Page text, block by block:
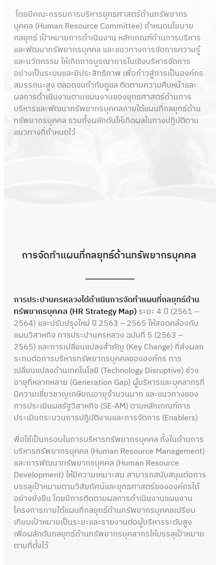
โดยมีคณะกรรมการบริหารยุทธศาสตร์ด้านทรัพยากร
บุคคล (Human Resource Committee) กำหนดนโยบาย
กลยุทธ์ เป้าหมายการดำเนินงาน หลักเกณฑ์ด้านการบริหาร
และพัฒนาทรัพยากรบุคคล และแนวทางการจัดการความรู้
และนวัตกรรม ให้เกิดการบูรณาการในเชิงบริหารจัดการ
อย่างเป็นระบบและมีประสิทธิภาพ เพื่อก้าวสู่การเป็นองค์กร
สมรรถนะสูง ตลอดจนกำกับดูแล ติดตามความคืบหน้าและ
ผลการดำเนินงานตามแผนงานของยุทธศาสตร์ด้านการ
บริหารและพัฒนาทรัพยากรบุคคลภายใต้แผนที่กลยุทธ์ด้าน
ทรัพยากรบุคคล รวมทั้งผลักดันให้เกิดผลในทางปฏิบัติตาม
แนวทางที่กำหนดไว้
การจัดทำแผนที่กลยุทธ์ด้านทรัพยากรบุคคล
การประปานครหลวงได้ดำเนินการจัดทำแผนที่กลยุทธ์ด้าน
ทรัพยากรบุคคล (HR Strategy Map)ระยะ 4 ปี (2561 –
2564) และปรับปรุงใหม่ ปี 2563 – 2565 ให้สอดคล้องกับ
แผนวิสาหกิจ การประปานครหลวง ฉบับที่ 5 (2563 –
2565) และการเปลี่ยนแปลงสำคัญ (Key Change) ที่ส่งผลก
ระทบต่อการบริหารทรัพยากรบุคคลขององค์กร การ
เปลี่ยนแปลงด้านเทคโนโลยี (Technology Disruptive) ช่วง
อายุที่หลากหลาย (Generation Gap) ผู้บริหารและบุคลากรที่
มีความเชี่ยวชาญเกษียณอายุจำนวนมาก และแนวทางของ
การประเมินผลรัฐวิสาหกิจ (SE-AM) ตามหลักเกณฑ์การ
ประเมินกระบวนการปฏิบัติงานและการจัดการ (Enablers)
พื่อใช้เป็นกรอบในการบริหารทรัพยากรบุคคล ทั้งในด้านการ
บริหารทรัพยากรบุคคล (Human Resource Management)
และการพัฒนาทรัพยากรบุคคล (Human Resource
Development) ให้มีความเหมาะสม สามารถสนับสนุนต่อการ
บรรลุเป้าหมายตามวิสัยทัศน์และยุทธศาสตร์ขององค์กรได้
อย่างยั่งยืน โดยมีการติดตามผลการดำเนินงานแผนงาน
โครงการภายใต้แผนที่กลยุทธ์ด้านทรัพยากรบุคคลเปรียบ
เทียบเป้าหมายเป็นระยะและรายงานต่อผู้บริหารระดับสูง
เพื่อผลักดันกลยุทธ์ด้านทรัพยากรบุคลากรให้บรรลุเป้าหมาย
ตามที่ตั้งไว้